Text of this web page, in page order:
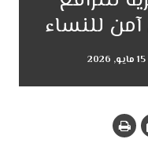
للنساء
15 مايو, 2026